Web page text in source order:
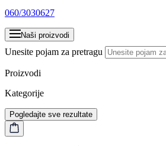
060/3030627
Naši proizvodi
Unesite pojam za pretragu
Proizvodi
Kategorije
Pogledajte sve rezultate